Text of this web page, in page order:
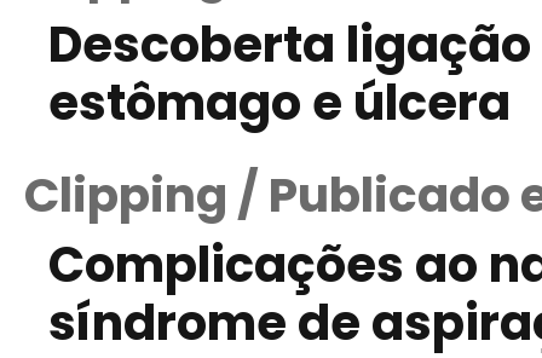
Descoberta
estômago e úlcera
Clipping / Publicado
Complicações ao
síndrome de